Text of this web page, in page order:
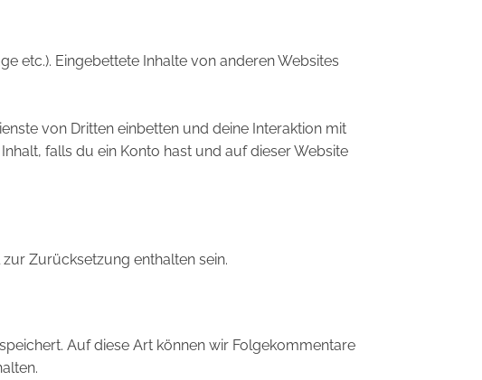
etc.). Eingebettete Inhalte von anderen Websites
von Dritten einbetten und deine Interaktion mit
falls du ein Konto hast und auf dieser Website
Zurücksetzung enthalten sein.
Auf diese Art können wir Folgekommentare